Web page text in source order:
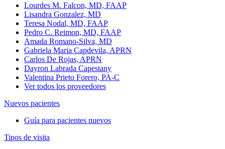
Lourdes M. Falcon, MD, FAAP
Lisandra Gonzalez, MD
Teresa Nodal, MD, FAAP
Pedro C. Reimon, MD, FAAP
Amada Romano-Silva, MD
Gabriela Maria Capdevila, APRN
Carlos De Rojas, APRN
Dayron Labrada Capestany
Valentina Prieto Forero, PA-C
Ver todos los proveedores
Nuevos pacientes
Guía para pacientes nuevos
Tipos de visita